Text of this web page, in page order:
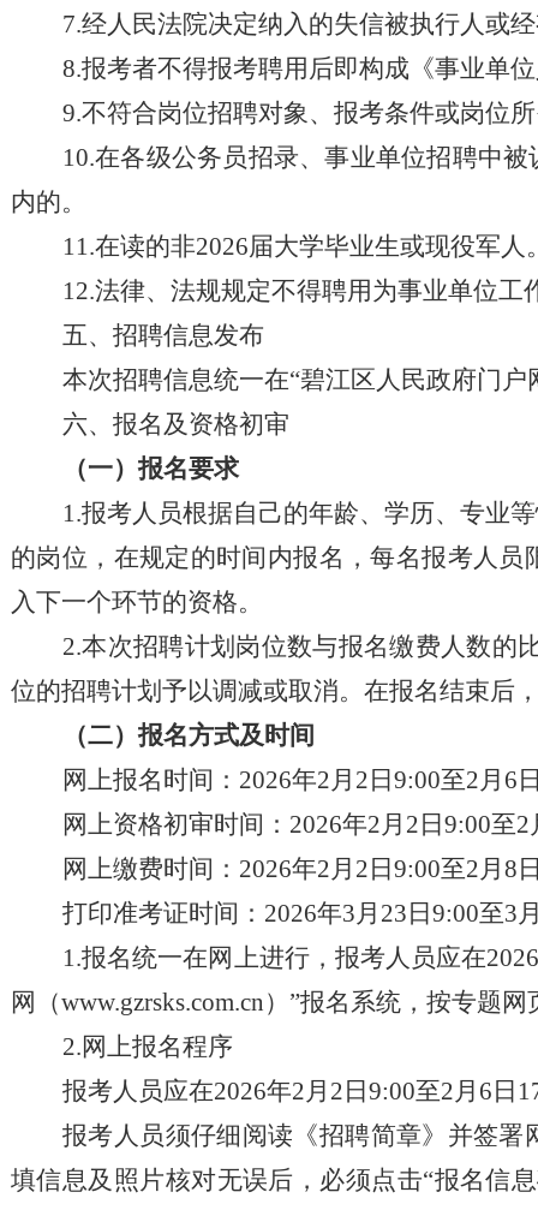
7.经人民法院决定纳入的失信被执行人或
8.报考者不得报考聘用后即构成 《事业单
9.不符合岗位招聘对象、报考条件或岗位
10.在各级公务员招录、事业单位招聘中
内的。
11.在读的非2026届大学毕业生或现役军人
12.法律、法规规定不得聘用为事业单位工
五、 招聘信息发布
本次招聘信息统一在“碧江区人民政府门户
六、报名及 资格初审
（一）报名要求
1.报考人员根据自己的年龄、学历、专业
的岗位 ， 在规定的时间内报名 ，每名报考人员
入下一个环节的资格。
2.本次招聘计划岗位数与报名缴费人数的
位的招聘计划予以调减或取消。在报名结束后
（二）报名方式及时间
网上报名时间： 2026年2月 2 日 9:00至2月 6
网上资格初审时间： 2026年2月 2 日 9:00至2
网上缴费时间： 2026年2月 2 日 9:00至2月 8
打印准考证时间： 2026年3月 23 日 9:00至3
1.报名统一在网上进行，报考人员应在202
网
（www.gzrsks.com.cn） ”报名系统，按专题
2.网上报名程序
报考人员应在2026年2月 2 日 9:00至2月 6 日
报考人员须仔细阅读《招聘简章》并签
填信息及照片核对无误后 ， 必须点击“报名信